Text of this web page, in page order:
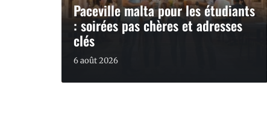
Paceville malta pour les étudiants
: soirées pas chères et adresses
clés
6 août 2026